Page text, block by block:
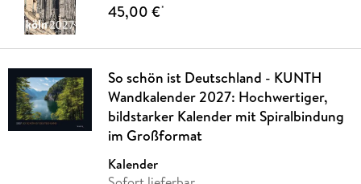
45,00 €*
So schön ist Deutschland - KUNTH
Wandkalender 2027: Hochwertiger,
bildstarker Kalender mit Spiralbindung
im Großformat
Kalender